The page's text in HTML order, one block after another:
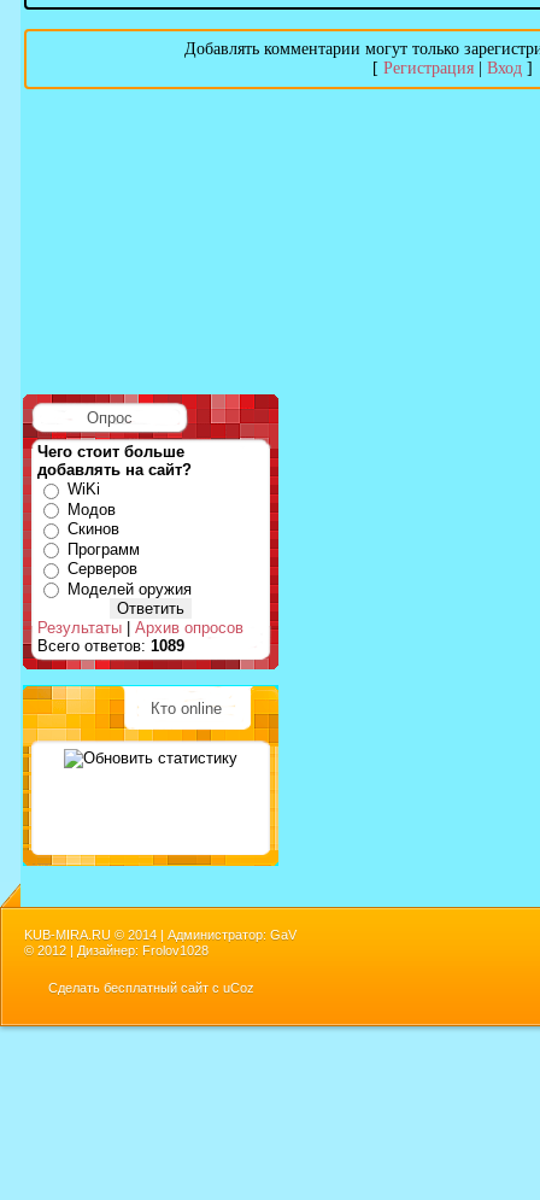
Добавлять комментарии могут только
[ Регистрация| Вход]
Опрос
Чего стоит больше
добавлять на сайт?
WiKi
Модов
Скинов
Программ
Серверов
Моделей оружия
Результаты
Архив опросов
Всего ответов: 1089
Кто online
KUB-MIRA.RU © 2014 | Администратор: GaV
© 2012 | Дизайнер: Frolov1028
Сделать бесплатный сайт с uCoz